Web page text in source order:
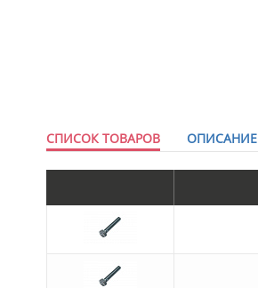
СПИСОК ТОВАРОВ ОПИСАНИЕ